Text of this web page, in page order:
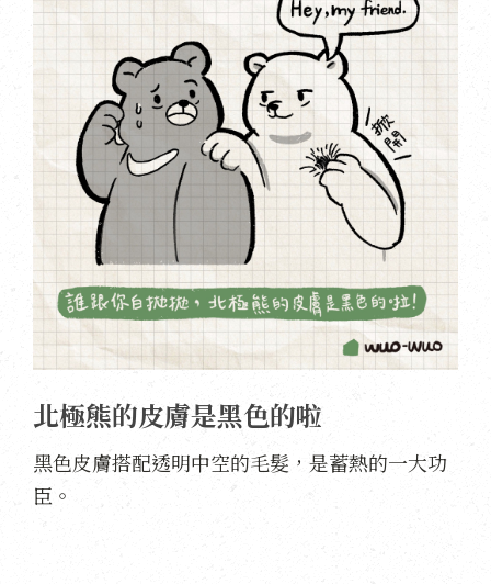
北極熊的皮膚是黑色的啦
黑色皮膚搭配透明中空的毛髮，是蓄熱的一大功
臣。